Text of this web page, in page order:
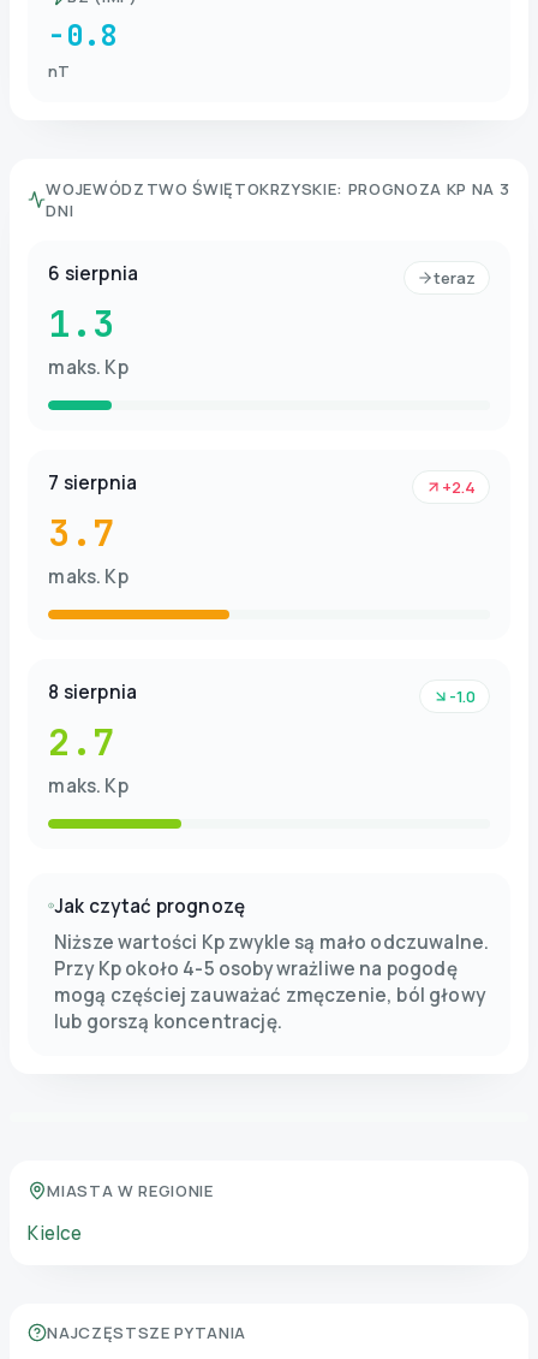
-0.8
nT
WOJEWÓDZTWO ŚWIĘTOKRZYSKIE: PROGNOZA KP NA 3
DNI
6 sierpnia
1.3
maks. Kp
teraz
7 sierpnia
3.7
maks. Kp
+2.4
8 sierpnia
2.7
maks. Kp
-1.0
Jak czytać prognozę
Niższe wartości Kp zwykle są mało odczuwalne.
Przy Kp około 4-5 osoby wrażliwe na pogodę
mogą częściej zauważać zmęczenie, ból głowy
lub gorszą koncentrację.
MIASTA W REGIONIE
Kielce
NAJCZĘSTSZE PYTANIA